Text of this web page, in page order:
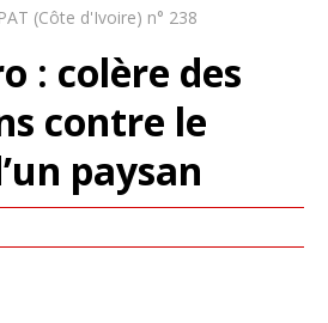
(Côte d'Ivoire) n° 238
: colère des
contre le
paysan